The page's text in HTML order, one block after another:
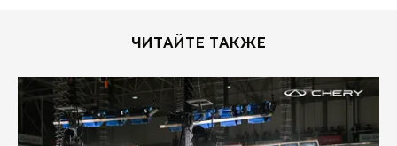
ЧИТАЙТЕ ТАКЖЕ